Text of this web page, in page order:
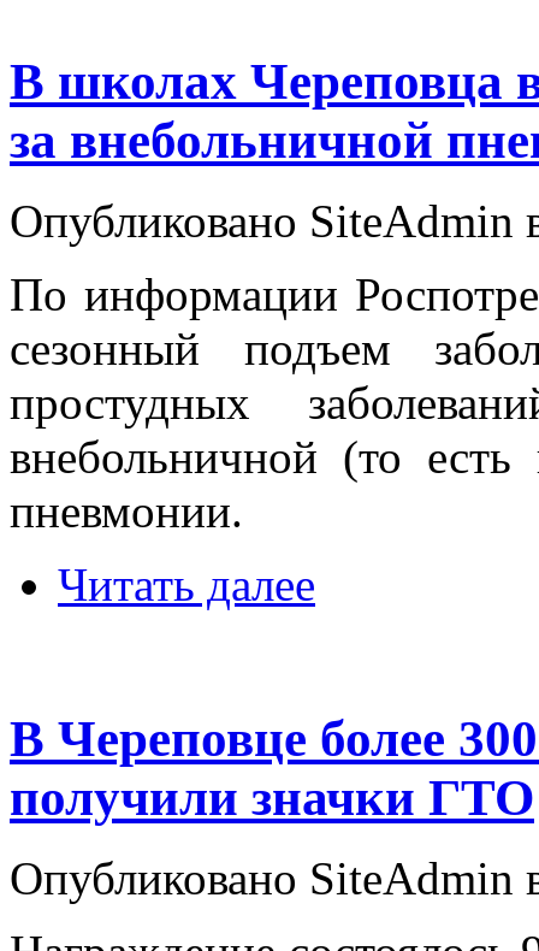
В школах Череповца
за внебольничной
Опубликовано SiteAdmin
По информации
сезонный подъем
простудных
внебольничной (то
пневмонии.
Читать далее
В Череповце более
получили значки ГТО
Опубликовано SiteAdmin